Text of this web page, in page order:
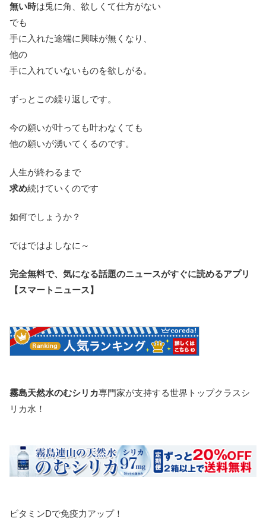
無い時は兎に角、欲しくて仕方がない
でも
手に入れた途端に興味が無くなり、
他の
手に入れていないものを欲しがる。
ずっとこの繰り返しです。
今の願いが叶っても叶わなくても
他の願いが湧いてくるのです。
人生が終わるまで
求め続けていくのです
如何でしょうか？
ではではよしなに～
完全無料で、気になる話題のニュースがすぐに読めるアプリ
【スマートニュース】
霧島天然水のむシリカ専門家が支持する世界トップクラスシ
リカ水！
ビタミンDで免疫力アップ！